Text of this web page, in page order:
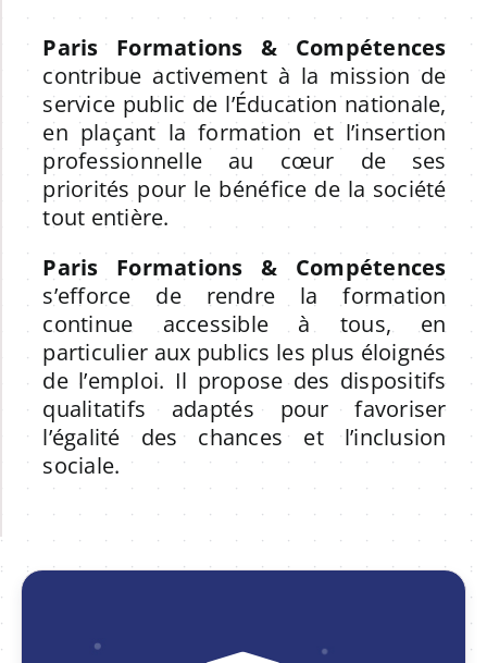
Recherche
pourParis Formations & Compétences
contribue activement à la mission de
service public de l’Éducation nationale,
en plaçant la formation et l’insertion
professionnelle au cœur de ses
priorités pour le bénéfice de la société
tout entière.
Paris Formations & Compétences
s’efforce de rendre la formation
continue accessible à tous, en
particulier aux publics les plus éloignés
de l’emploi. Il propose des dispositifs
qualitatifs adaptés pour favoriser
l’égalité des chances et l’inclusion
sociale.